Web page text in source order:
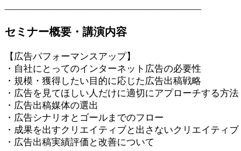
―――――――――――――――――――――
セミナー概要・講演内容
【広告パフォーマンスアップ】
・自社にとってのインターネット広告の必要性
・規模・獲得したい目的に応じた広告出稿戦略
・広告を見てほしい人だけに適切にアプローチする方法
・広告出稿媒体の選出
・広告シナリオとゴールまでのフロー
・成果を出すクリエイティブと出さないクリエイティブ
・広告出稿実績評価と改善について